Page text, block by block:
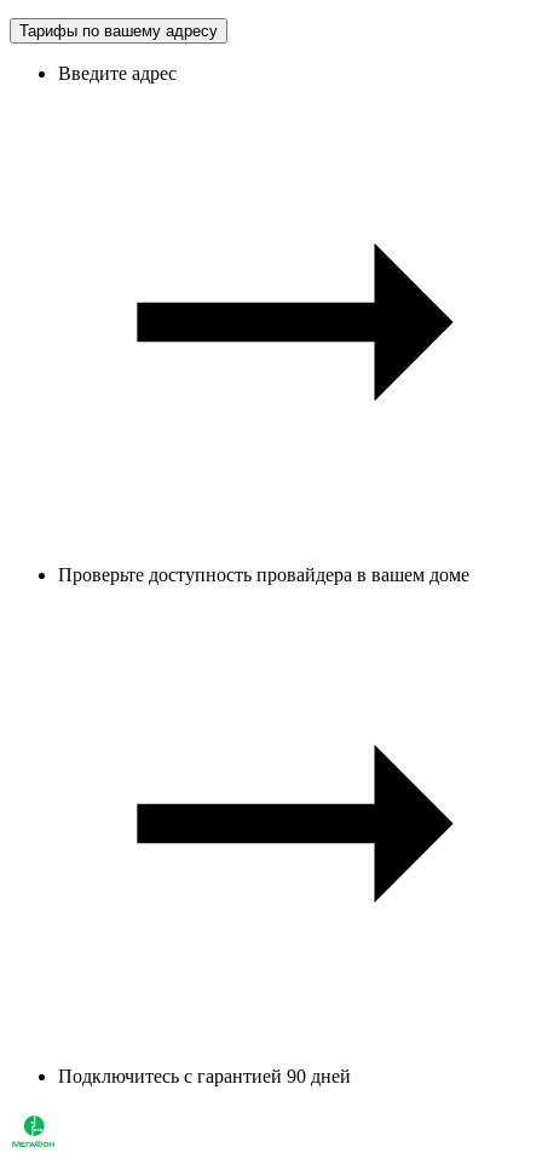
Тарифы по вашему адресу
Введите адрес
Проверьте доступность провайдера в вашем доме
Подключитесь с гарантией 90 дней